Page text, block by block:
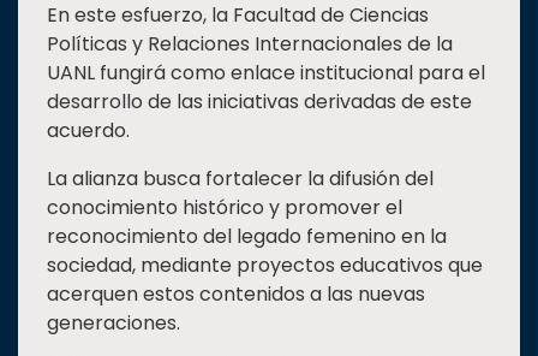
En este esfuerzo, la Facultad de Ciencias
Políticas y Relaciones Internacionales de la
UANL fungirá como enlace institucional para el
desarrollo de las iniciativas derivadas de este
acuerdo.
La alianza busca fortalecer la difusión del
conocimiento histórico y promover el
reconocimiento del legado femenino en la
sociedad, mediante proyectos educativos que
acerquen estos contenidos a las nuevas
generaciones.